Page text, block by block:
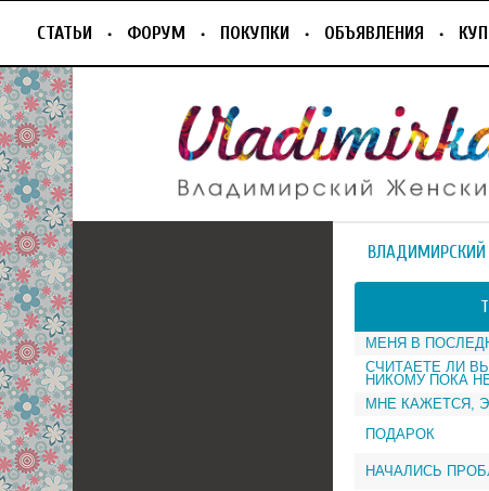
СТАТЬИ ФОРУМ ПОКУПКИ ОБЪЯВЛЕНИЯ
МЕНЯ В
СЧИТАЕТЕ ЛИ
НИКОМУ ПОКА
МНЕ КАЖЕТСЯ,
ПОДАРОК
НАЧАЛИСЬ